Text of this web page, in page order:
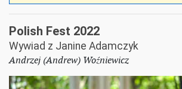
Polish Fest 2022
Wywiad z Janine Adamczyk
Andrzej (Andrew) Woźniewicz